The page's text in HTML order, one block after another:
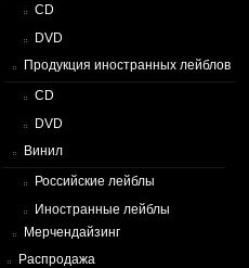
CD
DVD
Продукция иностранных лейблов
CD
DVD
Винил
Российские лейблы
Иностранные лейблы
Мерчендайзинг
Распродажа